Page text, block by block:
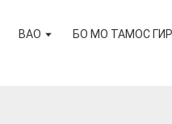
ВАО БО МО ТАМОС